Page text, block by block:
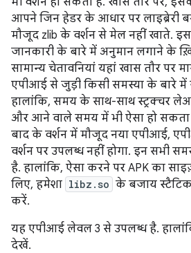
आपने जिन हेडर के आधार पर लाइब्रेरी
मौजूद zlib के वर्शन से मेल नहीं खाते.
जानकारी के बारे में अनुमान लगाने के
सामान्य चेतावनियां यहां खास तौर पर
एपीआई से जुड़ी किसी समस्या के बारे में
हालांकि, समय के साथ-साथ स्ट्रक्चर
और आने वाले समय में भी ऐसा हो सकता
बाद के वर्शन में मौजूद नया एपीआई,
वर्शन पर उपलब्ध नहीं होगा. इन सभी
है. हालांकि, ऐसा करने पर APK का
लिए, हमेशा libz.so के बजाय
करें.
यह एपीआई लेवल 3 से उपलब्ध है.
देखें.